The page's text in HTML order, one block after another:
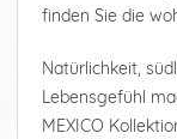
finden Sie die
Natürlichkeit,
Lebensgefühl
MEXICO